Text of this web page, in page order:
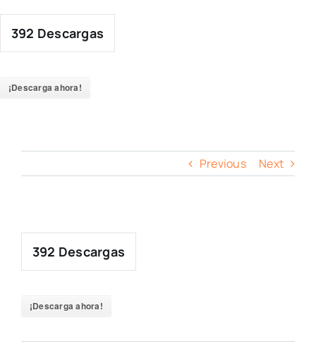
content
392 Descargas
¡Descarga ahora!
Previous Next
392 Descargas
¡Descarga ahora!